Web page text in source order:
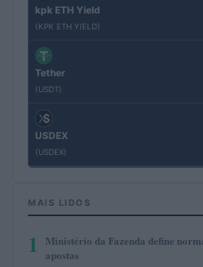
kpk ETH Yield
(KPK ETH YIELD)
Tether
(USDT)
USDEX
(USDEX)
MAIS LIDOS
1
Ministério da Fazenda define
apostas